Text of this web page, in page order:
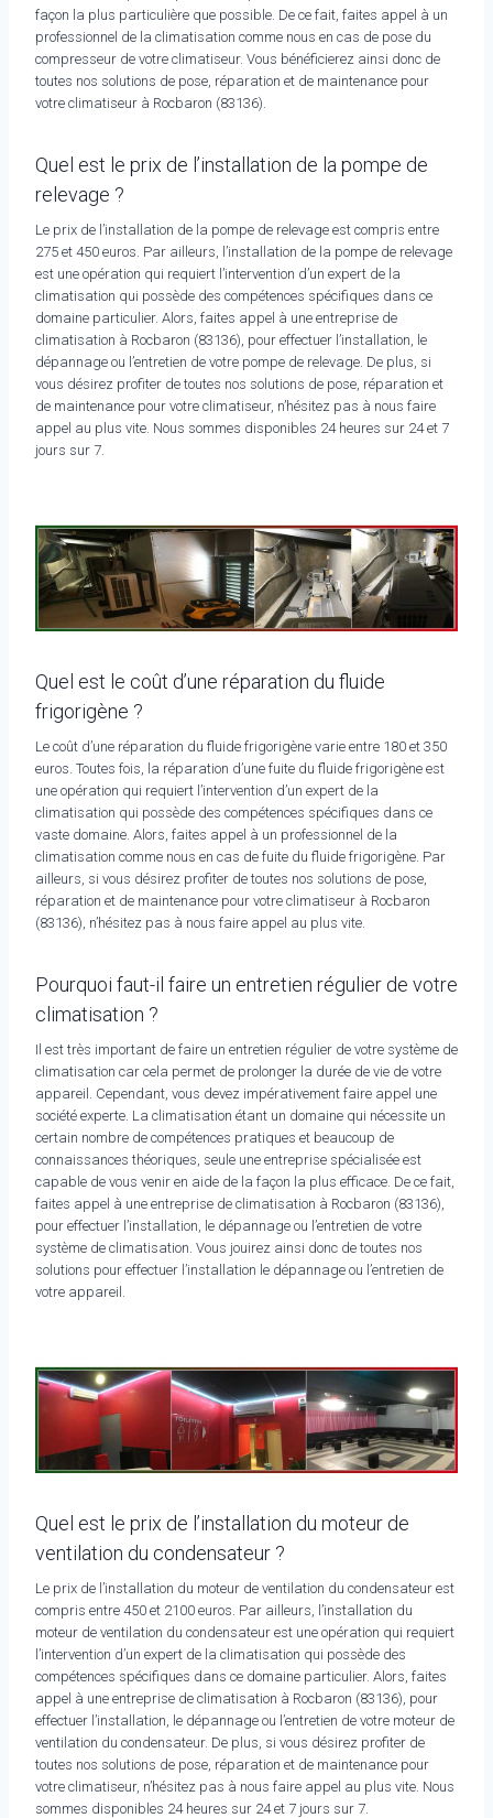
façon la plus particulière que possible. De ce fait, faites appel à un
professionnel de la climatisation comme nous en cas de pose du
compresseur de votre climatiseur. Vous bénéficierez ainsi donc de
toutes nos solutions de pose, réparation et de maintenance pour
votre climatiseur à Rocbaron (83136).
Quel est le prix de l’installation de la pompe de
relevage ?
Le prix de l’installation de la pompe de relevage est compris entre
275 et 450 euros. Par ailleurs, l’installation de la pompe de relevage
est une opération qui requiert l’intervention d’un expert de la
climatisation qui possède des compétences spécifiques dans ce
domaine particulier. Alors, faites appel à une entreprise de
climatisation à Rocbaron (83136), pour effectuer l’installation, le
dépannage ou l’entretien de votre pompe de relevage. De plus, si
vous désirez profiter de toutes nos solutions de pose, réparation et
de maintenance pour votre climatiseur, n’hésitez pas à nous faire
appel au plus vite. Nous sommes disponibles 24 heures sur 24 et 7
jours sur 7.
Quel est le coût d’une réparation du fluide
frigorigène ?
Le coût d’une réparation du fluide frigorigène varie entre 180 et 350
euros. Toutes fois, la réparation d’une fuite du fluide frigorigène est
une opération qui requiert l’intervention d’un expert de la
climatisation qui possède des compétences spécifiques dans ce
vaste domaine. Alors, faites appel à un professionnel de la
climatisation comme nous en cas de fuite du fluide frigorigène. Par
ailleurs, si vous désirez profiter de toutes nos solutions de pose,
réparation et de maintenance pour votre climatiseur à Rocbaron
(83136), n’hésitez pas à nous faire appel au plus vite.
Pourquoi faut-il faire un entretien régulier de votre
climatisation ?
Il est très important de faire un entretien régulier de votre système de
climatisation car cela permet de prolonger la durée de vie de votre
appareil. Cependant, vous devez impérativement faire appel une
société experte. La climatisation étant un domaine qui nécessite un
certain nombre de compétences pratiques et beaucoup de
connaissances théoriques, seule une entreprise spécialisée est
capable de vous venir en aide de la façon la plus efficace. De ce fait,
faites appel à une entreprise de climatisation à Rocbaron (83136),
pour effectuer l’installation, le dépannage ou l’entretien de votre
système de climatisation. Vous jouirez ainsi donc de toutes nos
solutions pour effectuer l’installation le dépannage ou l’entretien de
votre appareil.
Quel est le prix de l’installation du moteur de
ventilation du condensateur ?
Le prix de l’installation du moteur de ventilation du condensateur est
compris entre 450 et 2100 euros. Par ailleurs, l’installation du
moteur de ventilation du condensateur est une opération qui requiert
l’intervention d’un expert de la climatisation qui possède des
compétences spécifiques dans ce domaine particulier. Alors, faites
appel à une entreprise de climatisation à Rocbaron (83136), pour
effectuer l’installation, le dépannage ou l’entretien de votre moteur de
ventilation du condensateur. De plus, si vous désirez profiter de
toutes nos solutions de pose, réparation et de maintenance pour
votre climatiseur, n’hésitez pas à nous faire appel au plus vite. Nous
sommes disponibles 24 heures sur 24 et 7 jours sur 7.